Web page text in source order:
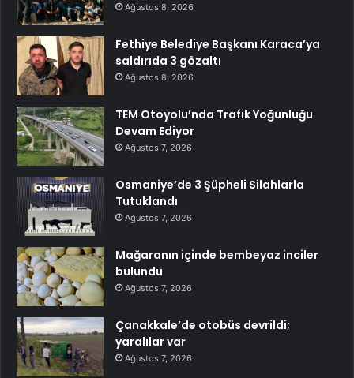
Ağustos 8, 2026
Fethiye Belediye Başkanı Karaca’ya
saldırıda 3 gözaltı
Ağustos 8, 2026
TEM Otoyolu’nda Trafik Yoğunluğu
Devam Ediyor
Ağustos 7, 2026
Osmaniye’de 3 Şüpheli Silahlarla
Tutuklandı
Ağustos 7, 2026
Mağaranın içinde bembeyaz inciler
bulundu
Ağustos 7, 2026
Çanakkale’de otobüs devrildi;
yaralılar var
Ağustos 7, 2026